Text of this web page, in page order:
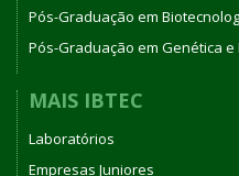
Pós-Graduação em
Pós-Graduação em Genética e
MAIS IBTEC
Laboratórios
Empresas Juniores